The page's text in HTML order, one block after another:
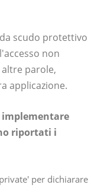
scudo protettivo
non
parole,
applicazione.
implementare
riportati i
per dichiarare